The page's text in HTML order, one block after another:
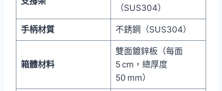
（SUS304）
手柄材質 不銹鋼（SUS304）
箱體材料
雙面鍍鋅板（每面
5 cm，總厚度
50 mm）